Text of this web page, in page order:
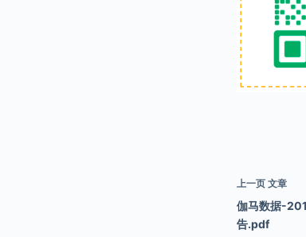
上一页 文章
伽马数据-
告.pdf